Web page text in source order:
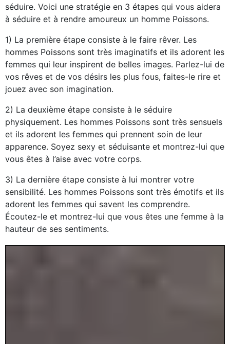
séduire. Voici une stratégie en 3 étapes qui vous aidera
à séduire et à rendre amoureux un homme Poissons.
1) La première étape consiste à le faire rêver. Les
hommes Poissons sont très imaginatifs et ils adorent les
femmes qui leur inspirent de belles images. Parlez-lui de
vos rêves et de vos désirs les plus fous, faites-le rire et
jouez avec son imagination.
2) La deuxième étape consiste à le séduire
physiquement. Les hommes Poissons sont très sensuels
et ils adorent les femmes qui prennent soin de leur
apparence. Soyez sexy et séduisante et montrez-lui que
vous êtes à l’aise avec votre corps.
3) La dernière étape consiste à lui montrer votre
sensibilité. Les hommes Poissons sont très émotifs et ils
adorent les femmes qui savent les comprendre.
Écoutez-le et montrez-lui que vous êtes une femme à la
hauteur de ses sentiments.